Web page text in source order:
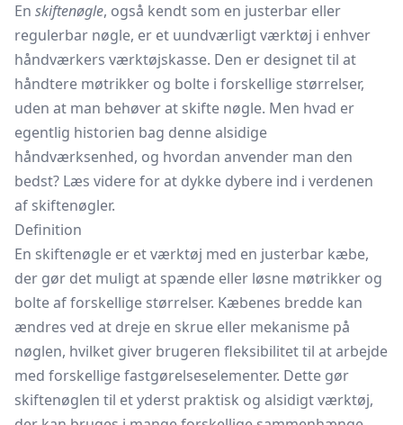
En skiftenøgle, også kendt som en justerbar eller
regulerbar nøgle, er et uundværligt værktøj i enhver
håndværkers værktøjskasse. Den er designet til at
håndtere møtrikker og bolte i forskellige størrelser,
uden at man behøver at skifte nøgle. Men hvad er
egentlig historien bag denne alsidige
håndværksenhed, og hvordan anvender man den
bedst? Læs videre for at dykke dybere ind i verdenen
af skiftenøgler.
Definition
En skiftenøgle er et værktøj med en justerbar kæbe,
der gør det muligt at spænde eller løsne møtrikker og
bolte af forskellige størrelser. Kæbenes bredde kan
ændres ved at dreje en skrue eller mekanisme på
nøglen, hvilket giver brugeren fleksibilitet til at arbejde
med forskellige fastgørelseselementer. Dette gør
skiftenøglen til et yderst praktisk og alsidigt værktøj,